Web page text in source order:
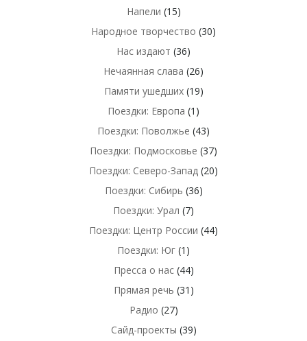
Напели (15)
Народное творчество (30)
Нас издают (36)
Нечаянная слава (26)
Памяти ушедших(19)
Поездки: Европа (1)
Поездки: Поволжье (43)
Поездки: Подмосковье (37)
Поездки: Северо-Запад (20)
Поездки: Сибирь (36)
Поездки: Урал (7)
Поездки: Центр России (44)
Поездки: Юг (1)
Пресса о нас(44)
Прямая речь (31)
Радио (27)
Сайд-проекты (39)